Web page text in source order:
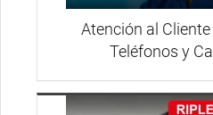
Atención al
Teléfonos y